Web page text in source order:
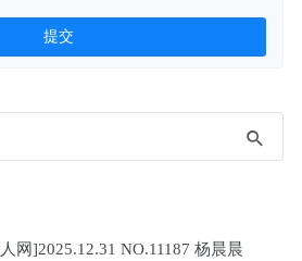
网]2025.12.31 NO.11187 杨晨晨